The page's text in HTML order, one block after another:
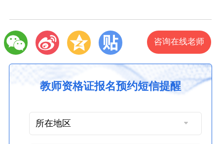
咨询在线老师
教师资格证报名预约短信提醒